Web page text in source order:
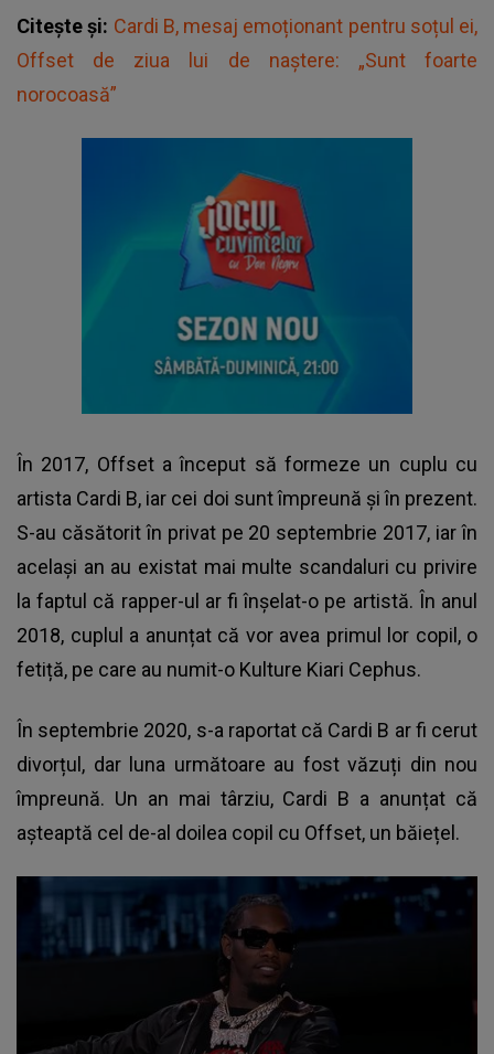
Citește și: Cardi B, mesaj emoționant pentru soțul ei,
Offset de ziua lui de naștere: „Sunt foarte
norocoasă”
În 2017, Offset a început să formeze un cuplu cu
artista Cardi B, iar cei doi sunt împreună și în prezent.
S-au căsătorit în privat pe 20 septembrie 2017, iar în
același an au existat mai multe scandaluri cu privire
la faptul că rapper-ul ar fi înșelat-o pe artistă. În anul
2018, cuplul a anunțat că vor avea primul lor copil, o
fetiță, pe care au numit-o Kulture Kiari Cephus.
În septembrie 2020, s-a raportat că Cardi B ar fi cerut
divorțul, dar luna următoare au fost văzuți din nou
împreună. Un an mai târziu, Cardi B a anunțat că
așteaptă cel de-al doilea copil cu Offset, un băiețel.